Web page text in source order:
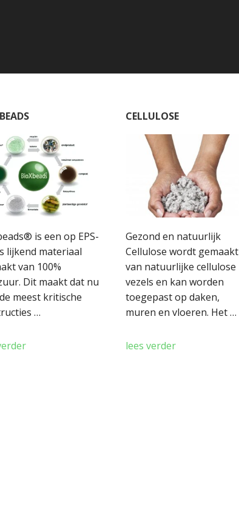
is een op EPS-
lijkend materiaal
van 100%
Dit maakt dat nu
meest kritische
…
CELLULOSE
Gezond en natuurlijk
Cellulose wordt gemaakt
van natuurlijke cellulose
vezels en kan worden
toegepast op daken,
muren en vloeren. Het …
lees verder